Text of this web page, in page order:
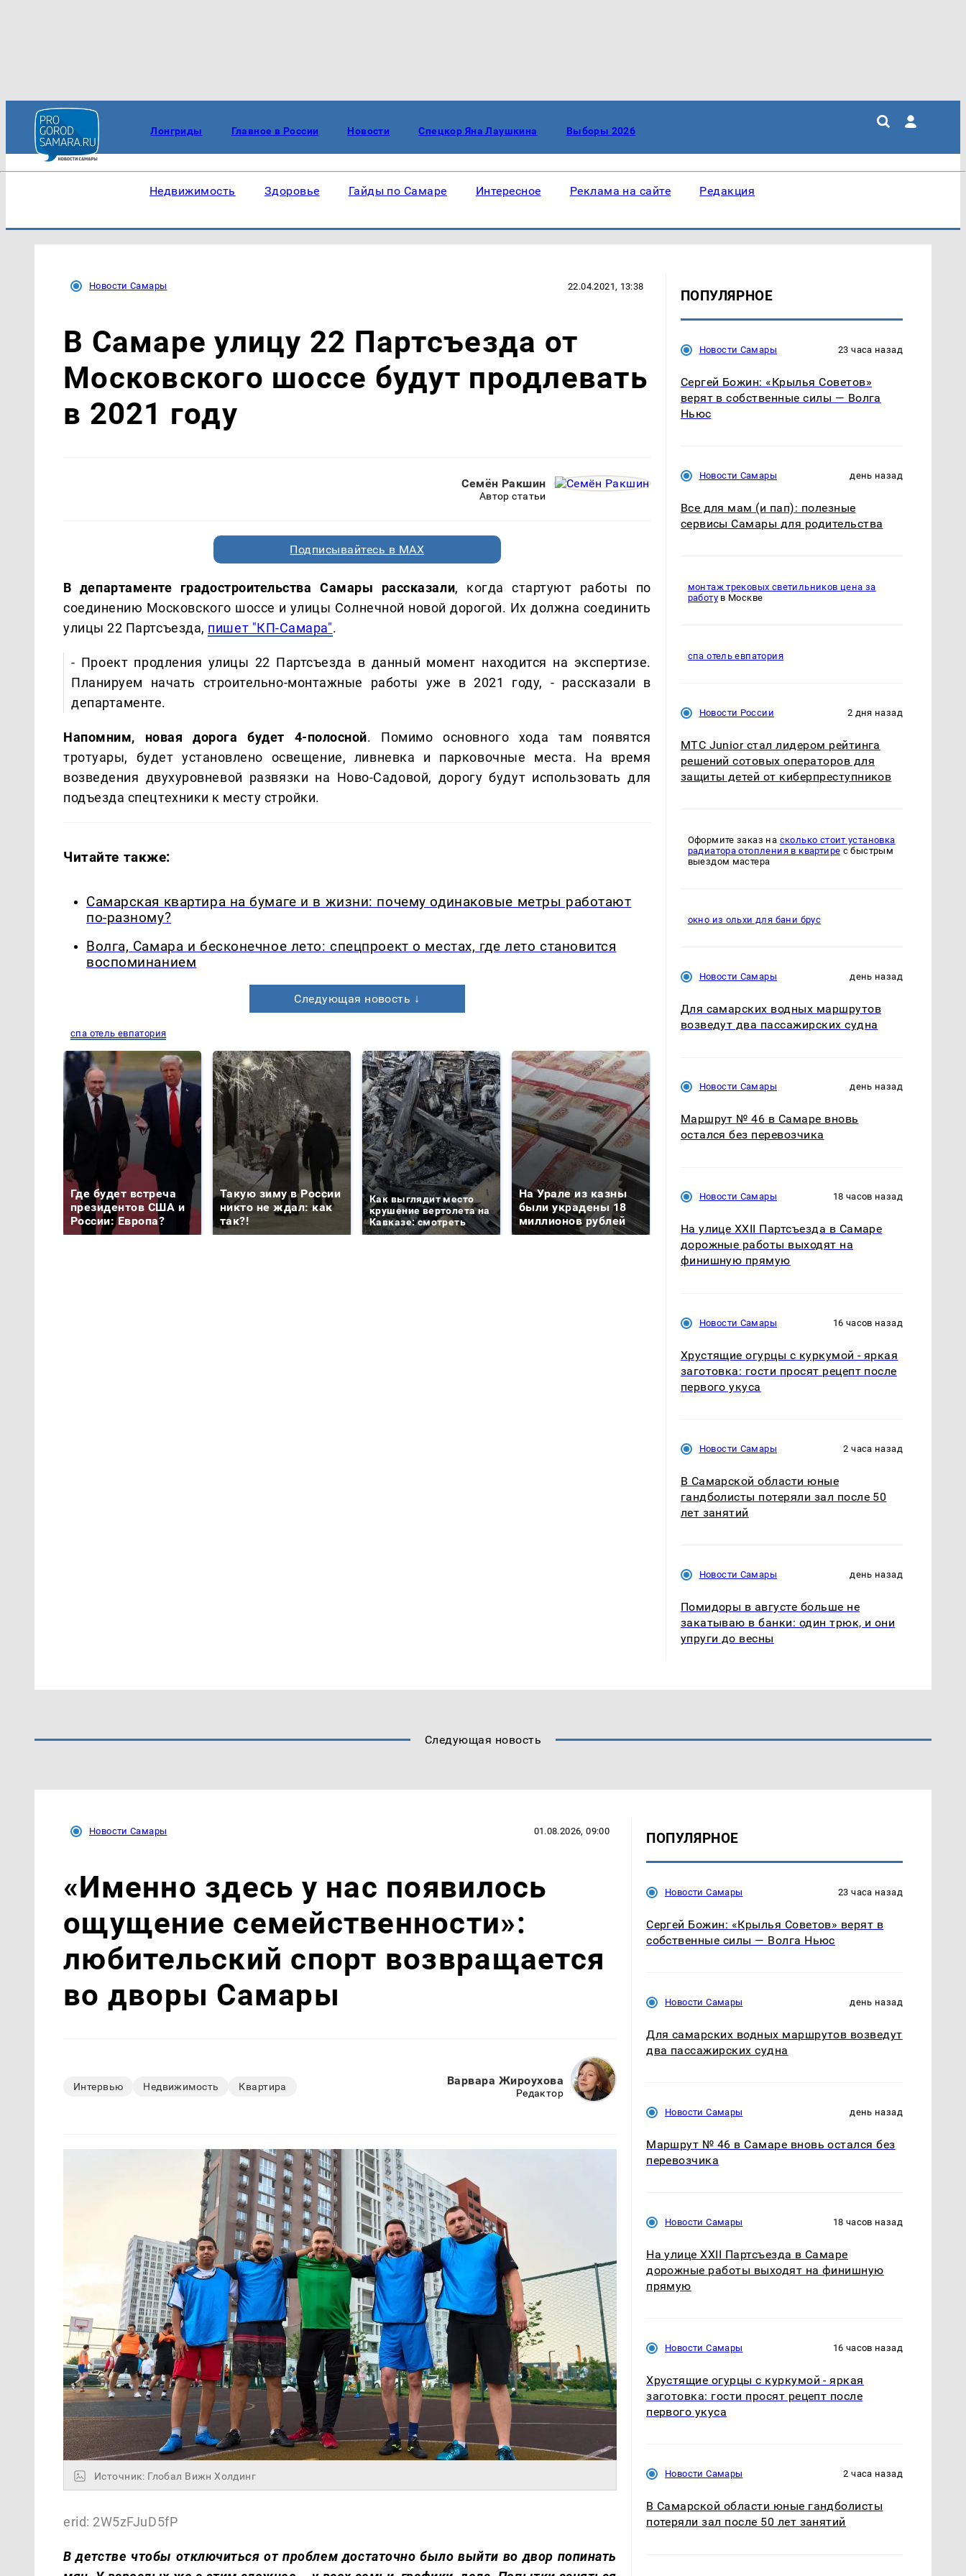
Лонгриды Главное в России Новости Спецкор Яна Лаушкина Выборы 2026
Недвижимость Здоровье Гайды по Самаре Интересное Реклама на сайте Редакция
Новости Самары 22.04.2021, 13:38
В Самаре улицу 22 Партсъезда от
Московского шоссе будут продлевать
в 2021 году
Семён Ракшин
Автор статьи
Подписывайтесь в MAX
В департаменте градостроительства Самары рассказали, когда стартуют работы по
соединению Московского шоссе и улицы Солнечной новой дорогой. Их должна соединить
улицы 22 Партсъезда, пишет "КП-Самара".
- Проект продления улицы 22 Партсъезда в данный момент находится на экспертизе.
Планируем начать строительно-монтажные работы уже в 2021 году, - рассказали в
департаменте.
Напомним, новая дорога будет 4-полосной. Помимо основного хода там появятся
тротуары, будет установлено освещение, ливневка и парковочные места. На время
возведения двухуровневой развязки на Ново-Садовой, дорогу будут использовать для
подъезда спецтехники к месту стройки.
Читайте также:
Самарская квартира на бумаге и в жизни: почему одинаковые метры работают
по-разному?
Волга, Самара и бесконечное лето: спецпроект о местах, где лето становится
воспоминанием
Следующая новость ↓
спа отель евпатория
Где будет встреча
президентов США и
России: Европа?
Такую зиму в России
никто не ждал: как
так?!
Как выглядит место
крушение вертолета на
Кавказе: смотреть
На Урале из казны
были украдены 18
миллионов рублей
Не ешьте эту
В ОАЭ произошло
ПОПУЛЯРНОЕ
Новости Самары 23 часа назад
Сергей Божин: «Крылья Советов»
верят в собственные силы — Волга
Ньюс
Новости Самары день назад
Все для мам (и пап): полезные
сервисы Самары для родительства
монтаж трековых светильников цена за
работув Москве
спа отель евпатория
Новости России 2 дня назад
МТС Junior стал лидером рейтинга
решений сотовых операторов для
защиты детей от киберпреступников
Оформите заказ на сколько стоит установка
радиатора отопления в квартире с быстрым
выездом мастера
окно из ольхи для бани брус
Новости Самары день назад
Для самарских водных маршрутов
возведут два пассажирских судна
Новости Самары день назад
Маршрут № 46 в Самаре вновь
остался без перевозчика
Новости Самары 18 часов назад
На улице XXII Партсъезда в Самаре
дорожные работы выходят на
финишную прямую
Новости Самары 16 часов назад
Хрустящие огурцы с куркумой - яркая
заготовка: гости просят рецепт после
первого укуса
Новости Самары 2 часа назад
В Самарской области юные
гандболисты потеряли зал после 50
лет занятий
Новости Самары день назад
Помидоры в августе больше не
закатываю в банки: один трюк, и они
упруги до весны
Следующая новость
Новости Самары 01.08.2026, 09:00
«Именно здесь у нас появилось
ощущение семейственности»:
любительский спорт возвращается
во дворы Самары
Интервью Недвижимость Квартира Варвара Жироухова
Редактор
Источник: Глобал Вижн Холдинг
erid: 2W5zFJuD5fP
В детстве чтобы отключиться от проблем достаточно было выйти во двор попинать
ПОПУЛЯРНОЕ
Новости Самары 23 часа назад
Сергей Божин: «Крылья Советов» верят в
собственные силы — Волга Ньюс
Новости Самары день назад
Для самарских водных маршрутов возведут
два пассажирских судна
Новости Самары день назад
Маршрут № 46 в Самаре вновь остался без
перевозчика
Новости Самары 18 часов назад
На улице XXII Партсъезда в Самаре
дорожные работы выходят на финишную
прямую
Новости Самары 16 часов назад
Хрустящие огурцы с куркумой - яркая
заготовка: гости просят рецепт после
первого укуса
Новости Самары 2 часа назад
В Самарской области юные гандболисты
потеряли зал после 50 лет занятий